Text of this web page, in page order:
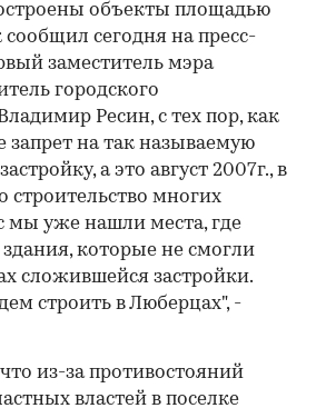
объекты площадью
сообщил сегодня на пресс-
заместитель мэра
городского
Ресин, с тех пор, как
запрет на так называемую
а это август 2007г., в
строительство многих
мы уже нашли места, где
здания, которые не смогли
сложившейся застройки.
строить в Люберцах", -
из-за противостояний
властей в поселке